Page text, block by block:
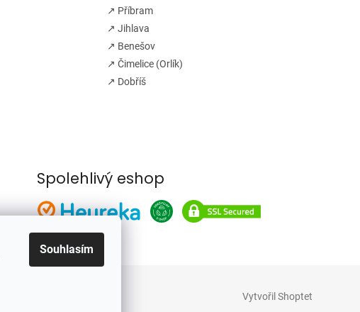
Souhlasím
↗ Příbram
↗ Jihlava
↗ Benešov
↗ Čimelice (Orlík)
↗ Dobříš
Spolehlivý eshop
Vytvořil Shoptet